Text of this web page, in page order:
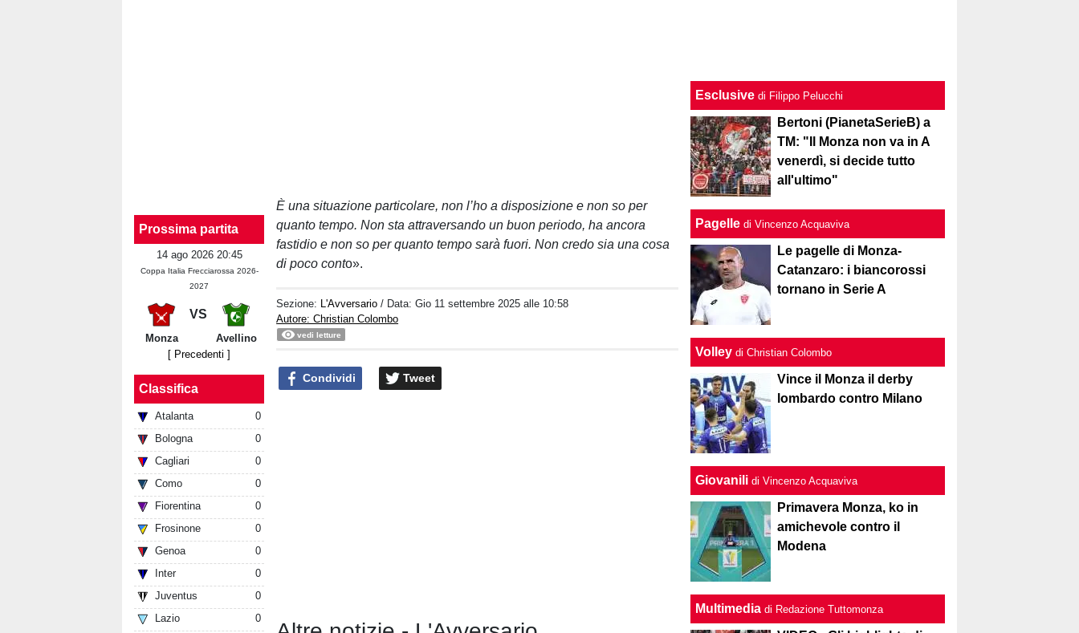
Prossima partita
14 ago 2026 20:45
Coppa Italia Frecciarossa 2026-
2027
VS
Monza
Avellino
[ Precedenti ]
Classifica
Atalanta
0
Bologna
0
Cagliari
0
Como
0
Fiorentina
0
Frosinone
0
Genoa
0
Inter
0
Juventus
0
Lazio
0
È una situazione particolare, non l’ho a disposizione e non so per
quanto tempo. Non sta attraversando un buon periodo, ha ancora
fastidio e non so per quanto tempo sarà fuori. Non credo sia una cosa
di poco conto».
Sezione: L'Avversario / Data:Gio 11 settembre 2025 alle 10:58
Autore: Christian Colombo
vedi letture
Condividi Tweet
Esclusive di Filippo Pelucchi
Bertoni (PianetaSerieB) a
TM: "Il Monza non va in A
venerdì, si decide tutto
all'ultimo"
Pagelle di Vincenzo Acquaviva
Le pagelle di Monza-
Catanzaro: i biancorossi
tornano in Serie A
Volley di Christian Colombo
Vince il Monza il derby
lombardo contro Milano
Giovanili di Vincenzo Acquaviva
Primavera Monza, ko in
amichevole contro il
Modena
Multimedia di Redazione Tuttomonza